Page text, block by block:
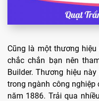
Cũng là một thương
chắc chắn bạn nên
Builder. Thương hiệu
trong ngành công
năm 1886. Trải qua